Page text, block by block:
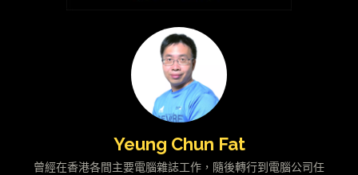
Yeung Chun Fat
曾經在香港各間主要電腦雜誌工作，隨後轉行到電腦公司任